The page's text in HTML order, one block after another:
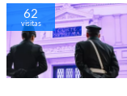
62
visitas